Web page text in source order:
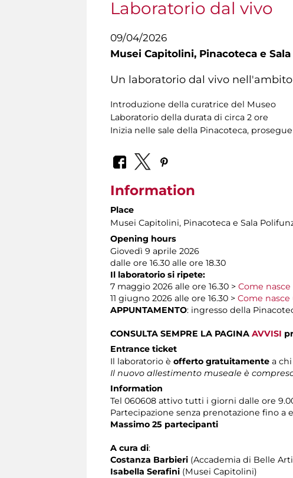
Laboratorio dal vivo
09/04/2026
Musei Capitolini, Pinacoteca e
Un laboratorio dal vivo
Introduzione della curatrice del Museo
Laboratorio della durata di circa 2 ore
Inizia nelle sale della Pinacoteca,
Information
Place
Musei Capitolini, Pinacoteca e Sala
Opening hours
Giovedì 9 aprile 2026
dalle ore 16.30 alle ore 18.30
Il laboratorio si ripete:
7 maggio 2026 alle ore 16.30 > Come
11 giugno 2026 alle ore 16.30 > Come
APPUNTAMENTO: ingresso della
CONSULTA SEMPRE LA PAGINA AVVISI
Entrance ticket
Il laboratorio è offerto gratuitamente a
Il nuovo allestimento museale è
Information
Tel 060608 attivo tutti i giorni dalle ore
Partecipazione senza prenotazione fino a
Massimo 25 partecipanti
A cura di:
Costanza Barbieri (Accademia di Belle
Isabella Serafini (Musei Capitolini)